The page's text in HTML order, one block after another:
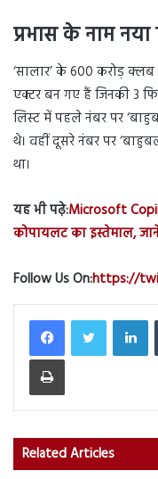
प्रभास के नाम नया
‘सालार’ के 600 करोड़
एक्टर बन गए हैं जिनकी 3
लिस्ट में पहले नंबर पर
थे। वहीं दूसरे नंबर पर
था।
यह भी पढ़े:Microsoft
कोपायलट का इस्तेमाल,
Follow Us On:https://
Print
Related Articles